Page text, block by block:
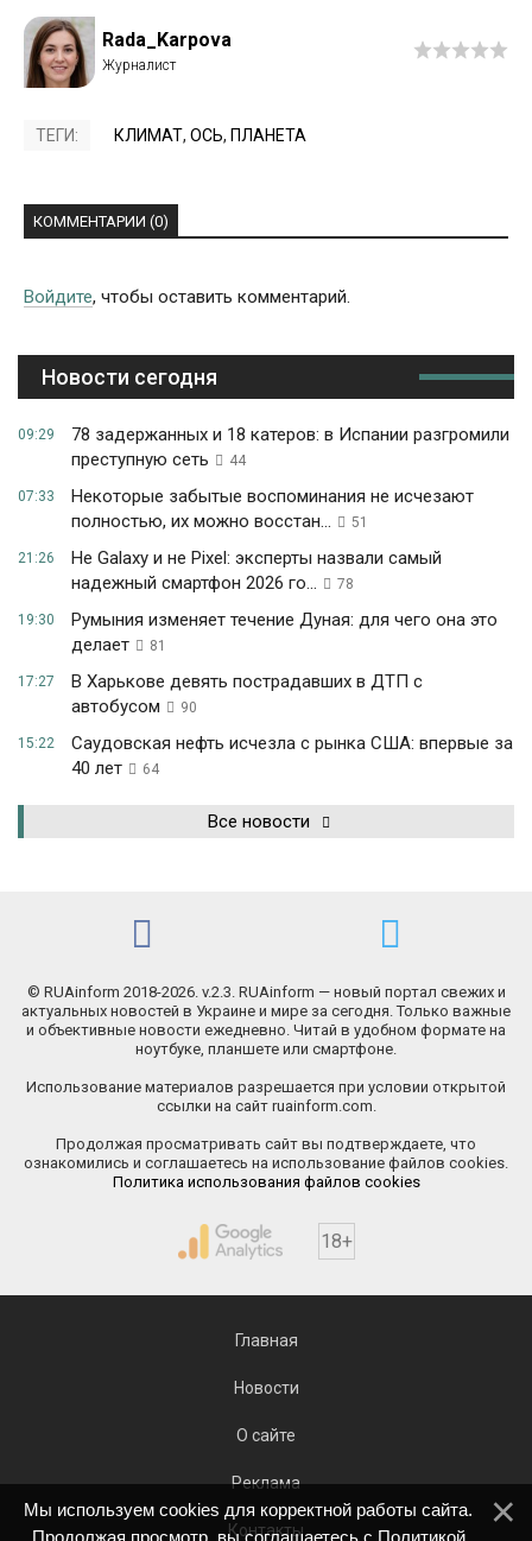
Rada_Karpova
ТЕГИ: КЛИМАТ, ОСЬ, ПЛАНЕТА
КОММЕНТАРИИ (0)
Войдите, чтобы оставить комментарий.
Новости сегодня
09:29
78 задержанных и 18 катеров: в Испании разгромили
преступную сеть
44
07:33
Некоторые забытые воспоминания не исчезают
полностью, их можно восстан...
51
21:26
Не Galaxy и не Pixel: эксперты назвали самый
надежный смартфон 2026 го...
78
19:30
Румыния изменяет течение Дуная: для чего она это
делает
81
17:27
В Харькове девять пострадавших в ДТП с
автобусом
90
15:22
Саудовская нефть исчезла с рынка США: впервые за
40 лет
64
Все новости
© RUAinform 2018-2026. v.2.3. RUAinform — новый портал свежих и
актуальных новостей в Украине и мире за сегодня. Только важные
и объективные новости ежедневно. Читай в удобном формате на
ноутбуке, планшете или смартфоне.
Использование материалов разрешается при условии открытой
ссылки на сайт ruainform.com.
Продолжая просматривать сайт вы подтверждаете, что
ознакомились и соглашаетесь на использование файлов cookies.
Политика использования файлов cookies
18+
Главная
Новости
О сайте
Реклама
Контакты
Мы используем cookies для корректной работы сайта.
Продолжая просмотр, вы соглашаетесь с Политикой